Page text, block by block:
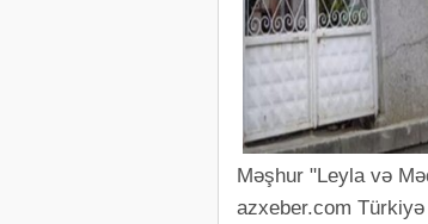
Məşhur "Leyla və
azxeber.com